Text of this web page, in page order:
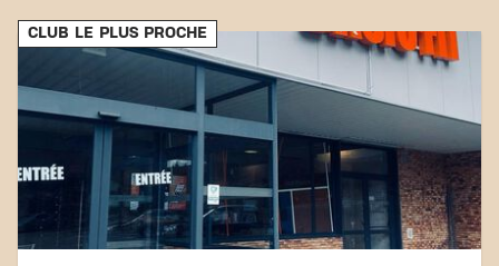
Avec son emplacement central et ses connexions
de transport pratiques, atteindre vos objectifs de
fitness n'a jamais été aussi simple. Venez au Basic-
Fit Lons-le-Saunier Rue Saint-Désiré et rejoignez
notre communauté fitness.
CLUB LE PLUS PROCHE